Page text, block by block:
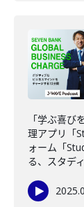
「学ぶ喜
理アプリ「
ォーム「
る、スタデ